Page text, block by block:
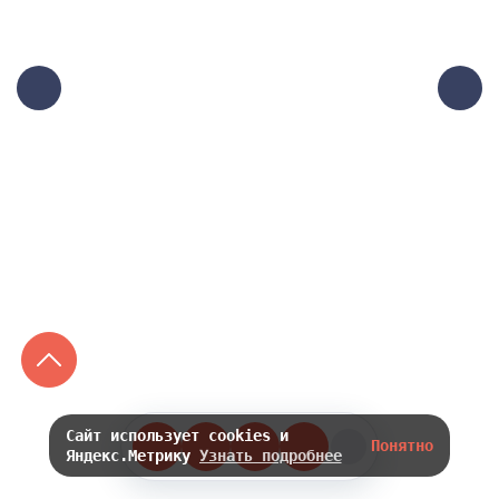
Сайт использует cookies и
Яндекс.Метрику Узнать подробнее
Понятно